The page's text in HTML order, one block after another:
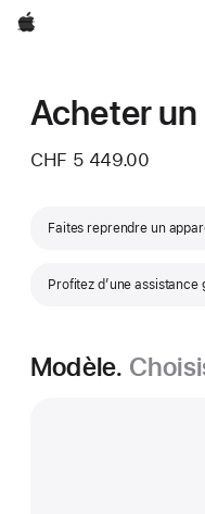
Apple
Acheter
CHF 5 449.00
Faites reprendre un
Profitez d’une
Modèle.